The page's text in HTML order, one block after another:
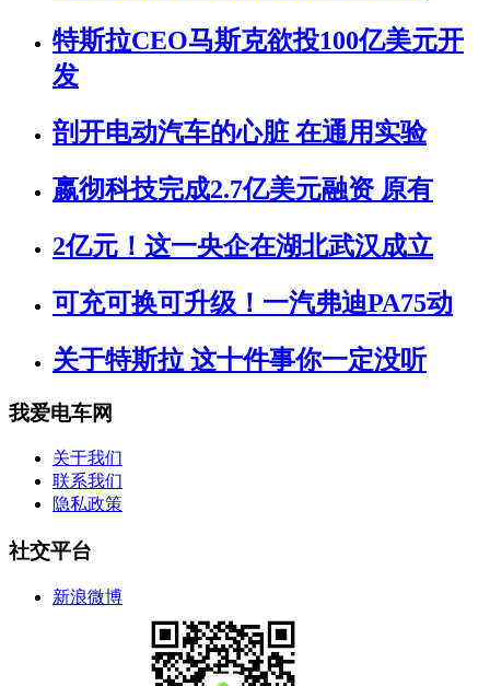
特斯拉CEO马斯克欲投100亿美元开
发
剖开电动汽车的心脏 在通用实验
嬴彻科技完成2.7亿美元融资 原有
2亿元！这一央企在湖北武汉成立
可充可换可升级！一汽弗迪PA75动
关于特斯拉 这十件事你一定没听
我爱电车网
关于我们
联系我们
隐私政策
社交平台
新浪微博